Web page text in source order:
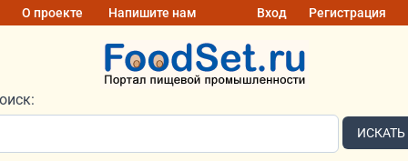
О проекте Напишите нам Вход Регистрация
ИСКАТЬ